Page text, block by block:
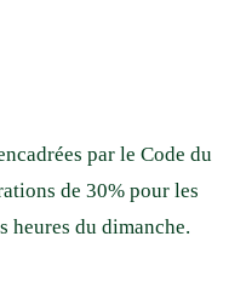
par le Code du
de 30% pour les
heures du dimanche.